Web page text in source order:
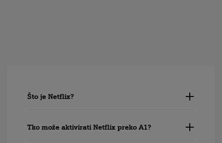
Što je Netflix?
Tko može aktivirati Netflix preko A1?